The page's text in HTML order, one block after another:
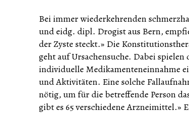
Bei immer wiederkehrenden
und eidg. dipl. Drogist aus Bern,
der Zyste steckt.» Die
geht auf Ursachensuche. Dabei
individuelle Medikamenteneinnahme
und Aktivitäten. Eine solche
nötig, um für die betreffende Person
gibt es 65 verschiedene Arzneimittel.»